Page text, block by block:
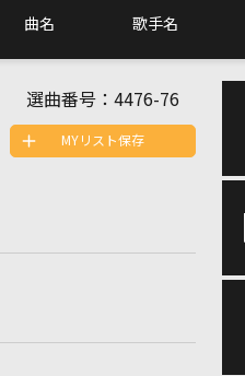
曲名 歌手名
選曲番号： 4476-76
MYリスト保存